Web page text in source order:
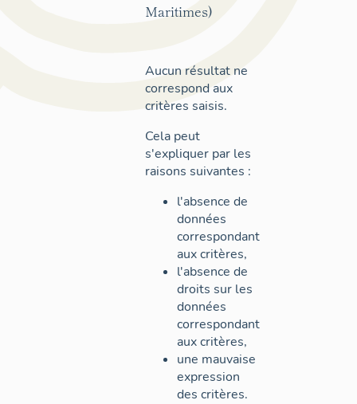
Maritimes)
Aucun résultat ne
correspond aux
critères saisis.
Cela peut
s'expliquer par les
raisons suivantes :
l'absence de
données
correspondant
aux critères,
l'absence de
droits sur les
données
correspondant
aux critères,
une mauvaise
expression
des critères.